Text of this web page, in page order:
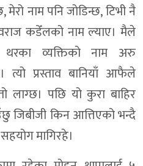
मेरो नाम पनि जोडिन्छ, टिभी नै
कडेँलको नाम ल्याए। मैले
थरका व्यक्तिको नाम अरु
त्यो प्रस्ताव बानियाँ आफैले
लाग्छ। पछि यो कुरा बाहिर
किन आत्तिएको भन्दै
मागिरहे।